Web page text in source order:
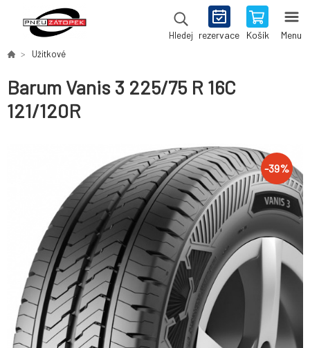
Hledej rezervace Košík Menu
Užitkové
Barum Vanis 3 225/75 R 16C
121/120R
-39%